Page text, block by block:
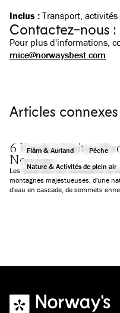
Inclus : Transport,
Contactez-nous :
Pour plus d'informations,
mice@norwaysbest.com
Articles connexes
Flåm & Aurland
Pêche
Nature & Activités de plein air
6 Fjords à Visiter
Norvège
Les fjords bleu-vert saisissants de
montagnes majestueuses, d'une
d'eau en cascade, de sommets